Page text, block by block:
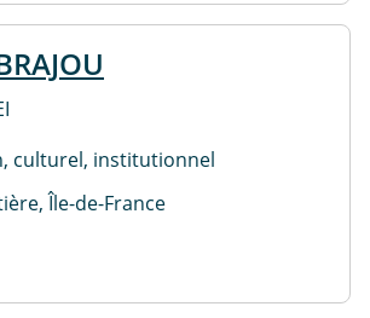
culturel, institutionnel
Île-de-France